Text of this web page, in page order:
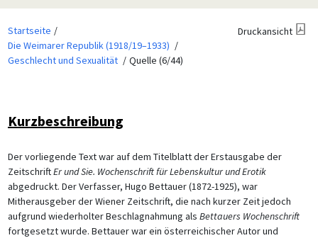
Startseite
Die Weimarer Republik (1918/19–1933)
Geschlecht und Sexualität
Quelle (6/44)
Druckansicht
Kurzbeschreibung
Der vorliegende Text war auf dem Titelblatt der Erstausgabe der
ZeitschriftEr und Sie. Wochenschrift für Lebenskultur und Erotik
abgedruckt. Der Verfasser, Hugo Bettauer (1872-1925), war
Mitherausgeber der Wiener Zeitschrift, die nach kurzer Zeit jedoch
aufgrund wiederholter Beschlagnahmung als Bettauers Wochenschrift
fortgesetzt wurde. Bettauer war ein österreichischer Autor und